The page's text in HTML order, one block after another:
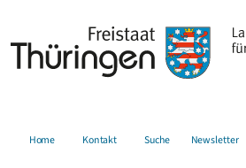
Home Kontakt Suche Newsletter